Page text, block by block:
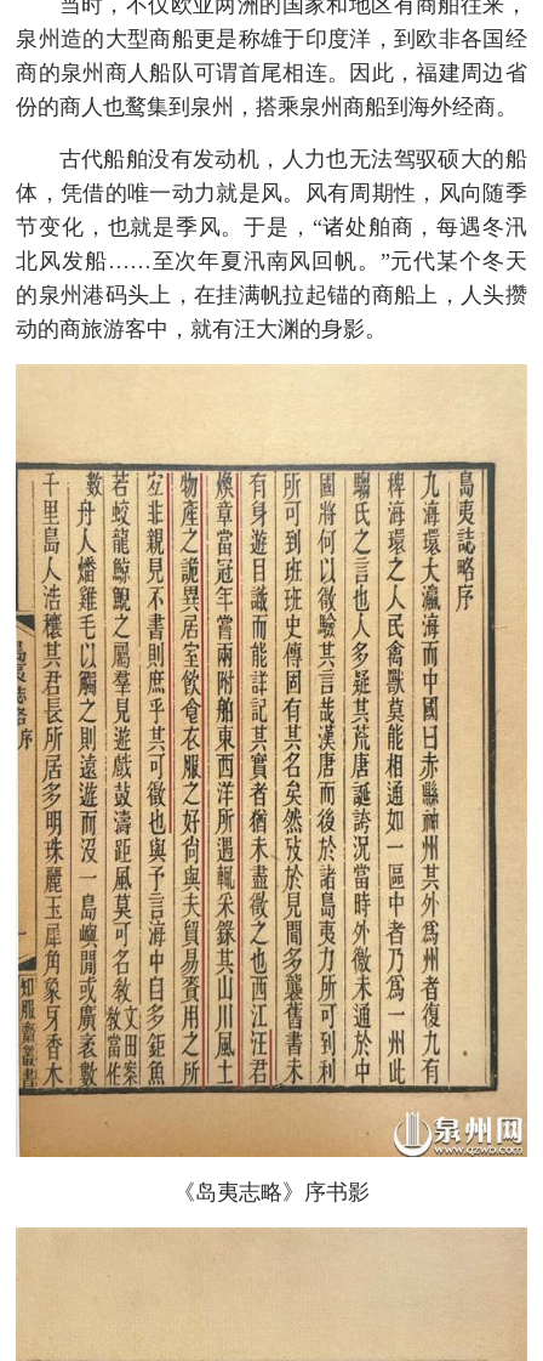
泉州造的大型商船更是称雄于印度洋，到欧非各国经
商的泉州商人船队可谓首尾相连。因此，福建周边省
份的商人也鹜集到泉州，搭乘泉州商船到海外经商。
古代船舶没有发动机，人力也无法驾驭硕大的船
体，凭借的唯一动力就是风。风有周期性，风向随季
节变化，也就是季风。于是，“诸处舶商，每遇冬汛
北风发船……至次年夏汛南风回帆。”元代某个冬天
的泉州港码头上，在挂满帆拉起锚的商船上，人头攒
动的商旅游客中，就有汪大渊的身影。
《岛夷志略》序书影